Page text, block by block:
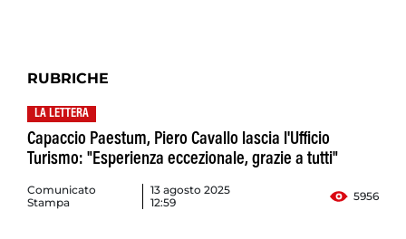
RUBRICHE
LA LETTERA
Capaccio Paestum, Piero Cavallo lascia l'Ufficio
Turismo: "Esperienza eccezionale, grazie a tutti"
Comunicato
Stampa
13 agosto 2025
12:59
5956